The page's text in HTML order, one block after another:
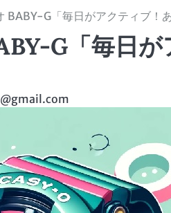
BABY-G「毎日がアクティブ！
G「毎日